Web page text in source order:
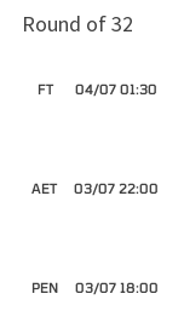
Round of 32
04/07 01:30
FT
03/07 22:00
AET
03/07 18:00
PEN